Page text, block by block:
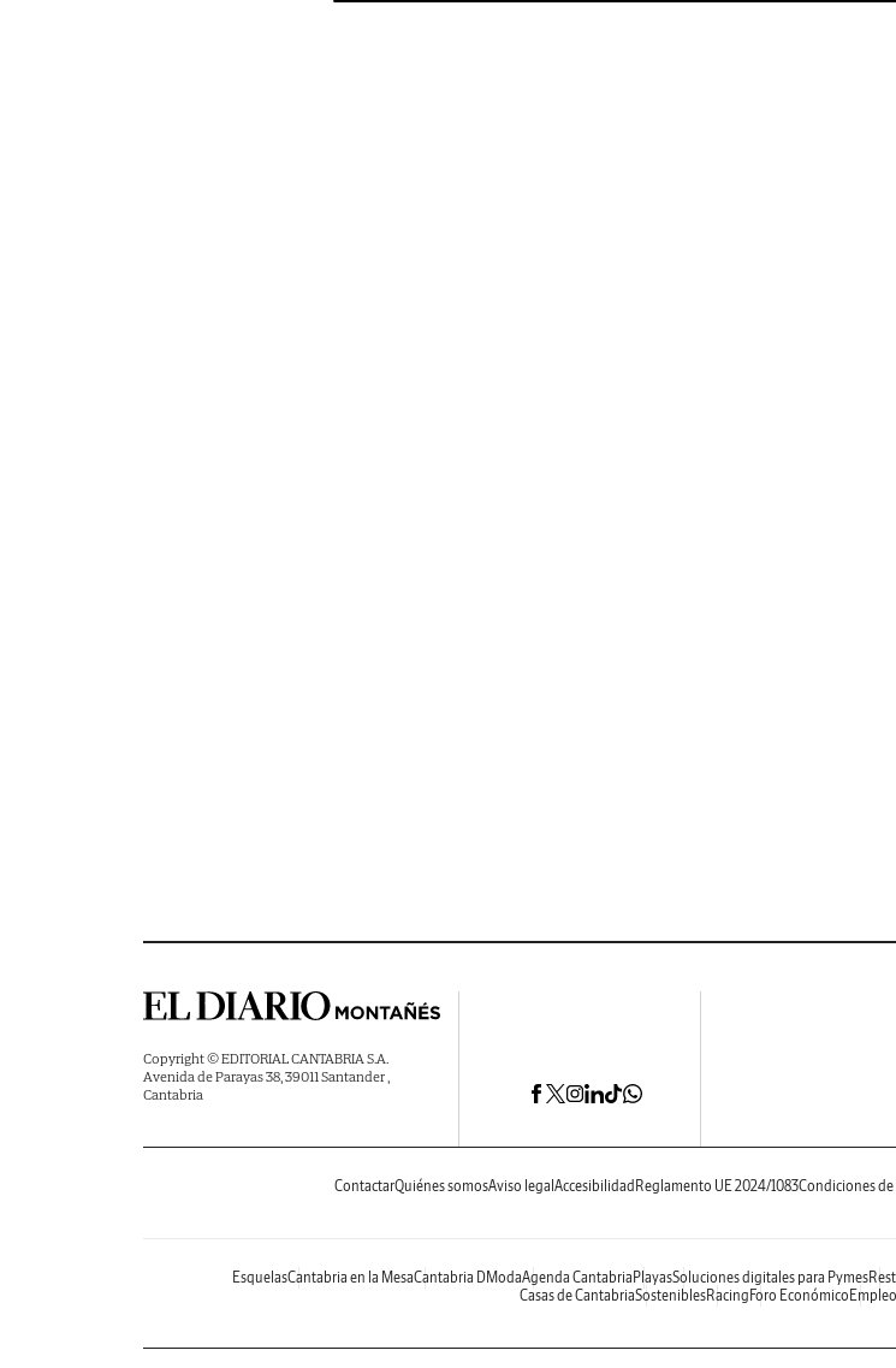
Copyright © EDITORIAL CANTABRIA S.A.
Avenida de Parayas 38, 39011 Santander ,
Cantabria
ContactarQuiénes somosAviso legal Accesibilidad Reglamento UE 2024/1083Condiciones de
EsquelasCantabria en la MesaCantabria DModaAgenda Cantabria PlayasSoluciones digitales para Pymes
Casas de CantabriaSosteniblesRacing Foro Económico